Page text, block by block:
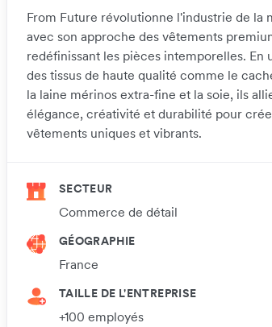
From Future révolutionne l'industrie de la
avec son approche des vêtements
redéfinissant les pièces intemporelles. En
des tissus de haute qualité comme le
la laine mérinos extra-fine et la soie, ils
élégance, créativité et durabilité pour
vêtements uniques et vibrants.
SECTEUR
Commerce de détail
GÉOGRAPHIE
France
TAILLE DE L'ENTREPRISE
+100 employés